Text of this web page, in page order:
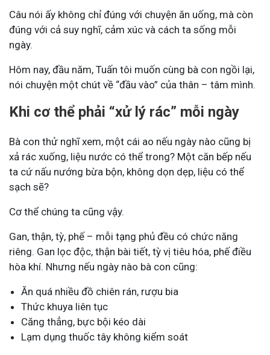
Câu nói ấy không chỉ đúng với chuyện ăn uống, mà còn
đúng với cả suy nghĩ, cảm xúc và cách ta sống mỗi
ngày.
Hôm nay, đầu năm, Tuấn tôi muốn cùng bà con ngồi lại,
nói chuyện một chút về “đầu vào” của thân – tâm mình.
Khi cơ thể phải “xử lý rác” mỗi ngày
Bà con thử nghĩ xem, một cái ao nếu ngày nào cũng bị
xả rác xuống, liệu nước có thể trong? Một căn bếp nếu
ta cứ nấu nướng bừa bộn, không dọn dẹp, liệu có thể
sạch sẽ?
Cơ thể chúng ta cũng vậy.
Gan, thận, tỳ, phế – mỗi tạng phủ đều có chức năng
riêng. Gan lọc độc, thận bài tiết, tỳ vị tiêu hóa, phế điều
hòa khí. Nhưng nếu ngày nào bà con cũng:
Ăn quá nhiều đồ chiên rán, rượu bia
Thức khuya liên tục
Căng thẳng, bực bội kéo dài
Lạm dụng thuốc tây không kiểm soát